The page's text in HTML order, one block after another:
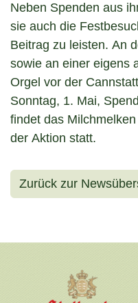
Neben Spenden aus
sie auch die
Beitrag zu leisten. An
sowie an einer eigens
Orgel vor der
Sonntag, 1. Mai,
findet das
der Aktion statt.
Zurück zur